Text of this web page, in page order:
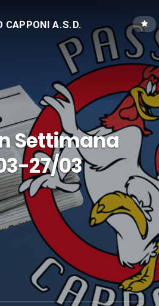
CAPPONI A.S.D.
Settimana
27/03